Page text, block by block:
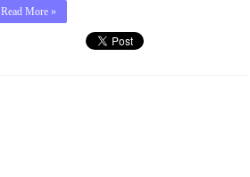
Read More »